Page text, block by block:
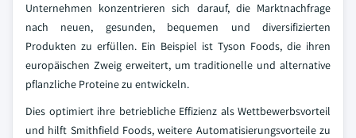
Unternehmen konzentrieren sich darauf, die Marktnachfrage
nach neuen, gesunden, bequemen und diversifizierten
Produkten zu erfüllen. Ein Beispiel ist Tyson Foods, die ihren
europäischen Zweig erweitert, um traditionelle und alternative
pflanzliche Proteine zu entwickeln.
Dies optimiert ihre betriebliche Effizienz als Wettbewerbsvorteil
und hilft Smithfield Foods, weitere Automatisierungsvorteile zu